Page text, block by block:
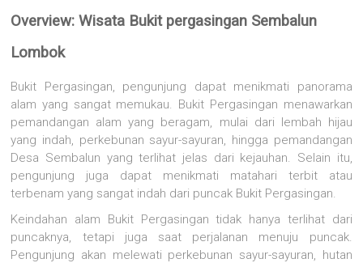
Overview: Wisata Bukit pergasingan Sembalun
Lombok
Bukit Pergasingan, pengunjung dapat menikmati panorama
alam yang sangat memukau. Bukit Pergasingan menawarkan
pemandangan alam yang beragam, mulai dari lembah hijau
yang indah, perkebunan sayur-sayuran, hingga pemandangan
Desa Sembalun yang terlihat jelas dari kejauhan. Selain itu,
pengunjung juga dapat menikmati matahari terbit atau
terbenam yang sangat indah dari puncak Bukit Pergasingan.
Keindahan alam Bukit Pergasingan tidak hanya terlihat dari
puncaknya, tetapi juga saat perjalanan menuju puncak.
Pengunjung akan melewati perkebunan sayur-sayuran, hutan